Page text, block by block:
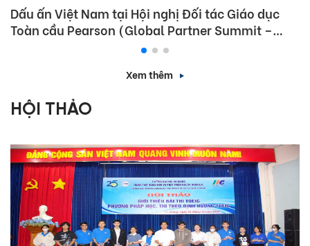
Dấu ấn Việt Nam tại Hội nghị Đối tác Giáo dục
Toàn cầu Pearson (Global Partner Summit –
Xem thêm
HỘI THẢO